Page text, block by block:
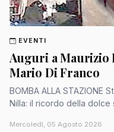
EVENTI
Auguri a
Mario Di Franco
BOMBA ALLA STAZIONE
Nilla: il ricordo della dolce
Mercoledì, 05 Agosto 2026